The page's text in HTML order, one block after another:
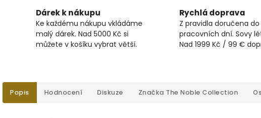
Dárek k nákupu
Ke každému nákupu vkládáme
malý dárek. Nad 5000 Kč si
můžete v košíku vybrat větší.
Rychlá doprava
Z pravidla doručena
pracovních dní. Sovy
Nad 1999 Kč / 99 €
Popis Hodnocení Diskuze Značka The Noble Collection